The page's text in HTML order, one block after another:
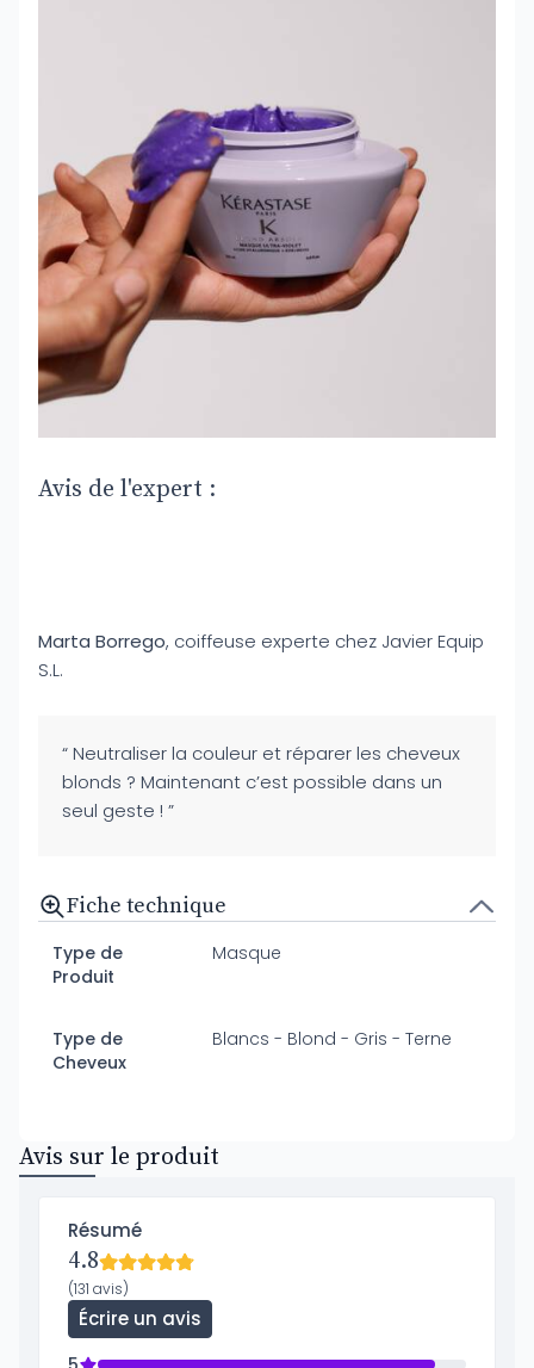
Avis de l'expert :
Marta Borrego, coiffeuse experte chez Javier Equip
S.L.
“ Neutraliser la couleur et réparer les cheveux
blonds ? Maintenant c’est possible dans un
seul geste ! ”
Fiche technique
Type de
Produit
Masque
Type de
Cheveux
Blancs - Blond - Gris - Terne
Avis sur le produit
Résumé
4.8
(131 avis)
Écrire un avis